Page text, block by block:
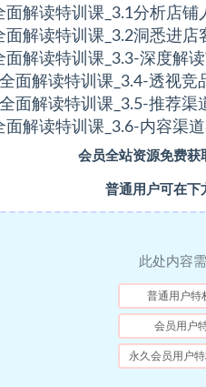
面解读特训课_3.1分析店
面解读特训课_3.2洞悉进
面解读特训课_3.3-深度解
面解读特训课_3.4-透视竞
面解读特训课_3.5-推荐渠
面解读特训课_3.6-内容渠
会员全站资源免费获
普通用户可在下
此处内容
普通用户特
会员用户
永久会员用户特